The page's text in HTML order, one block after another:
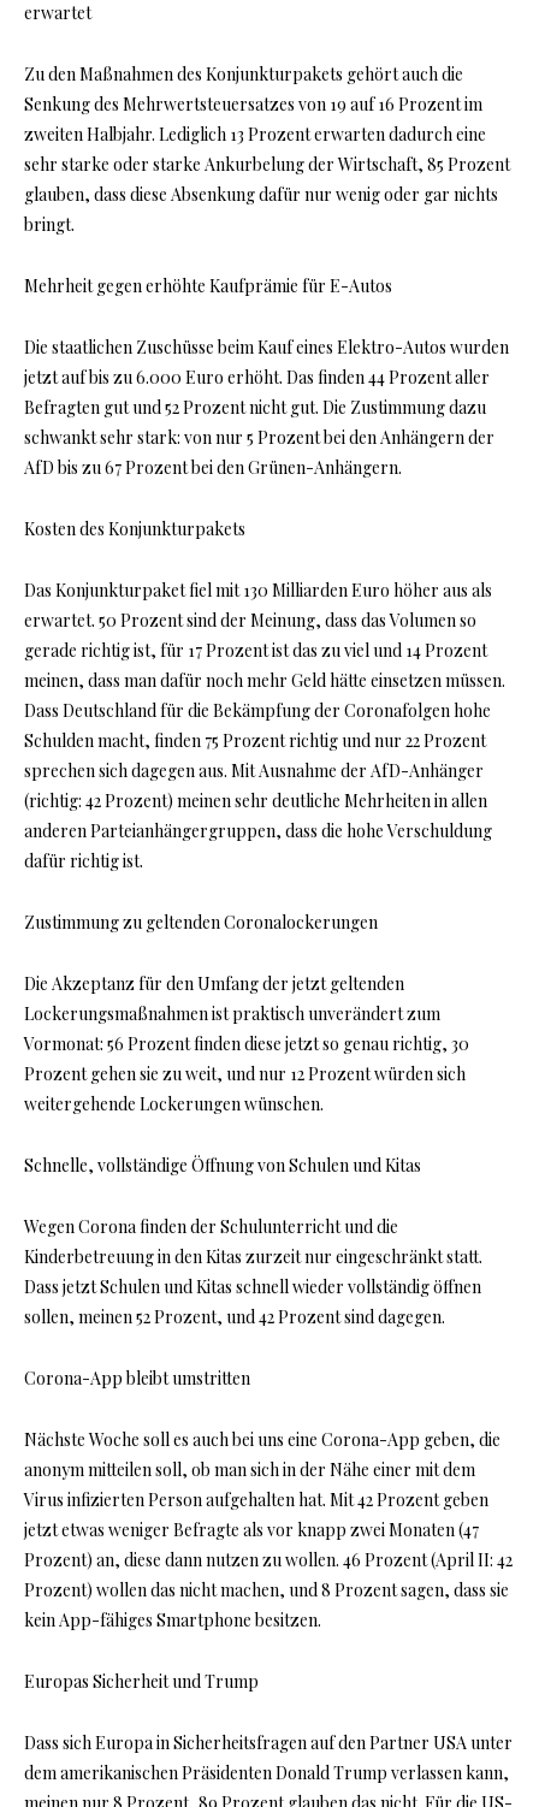
erwartet
Zu den Maßnahmen des Konjunkturpakets gehört auch die
Senkung des Mehrwertsteuersatzes von 19 auf 16 Prozent im
zweiten Halbjahr. Lediglich 13 Prozent erwarten dadurch eine
sehr starke oder starke Ankurbelung der Wirtschaft, 85 Prozent
glauben, dass diese Absenkung dafür nur wenig oder gar nichts
bringt.
Mehrheit gegen erhöhte Kaufprämie für E-Autos
Die staatlichen Zuschüsse beim Kauf eines Elektro-Autos wurden
jetzt auf bis zu 6.000 Euro erhöht. Das finden 44 Prozent aller
Befragten gut und 52 Prozent nicht gut. Die Zustimmung dazu
schwankt sehr stark: von nur 5 Prozent bei den Anhängern der
AfD bis zu 67 Prozent bei den Grünen-Anhängern.
Kosten des Konjunkturpakets
Das Konjunkturpaket fiel mit 130 Milliarden Euro höher aus als
erwartet. 50 Prozent sind der Meinung, dass das Volumen so
gerade richtig ist, für 17 Prozent ist das zu viel und 14 Prozent
meinen, dass man dafür noch mehr Geld hätte einsetzen müssen.
Dass Deutschland für die Bekämpfung der Coronafolgen hohe
Schulden macht, finden 75 Prozent richtig und nur 22 Prozent
sprechen sich dagegen aus. Mit Ausnahme der AfD-Anhänger
(richtig: 42 Prozent) meinen sehr deutliche Mehrheiten in allen
anderen Parteianhängergruppen, dass die hohe Verschuldung
dafür richtig ist.
Zustimmung zu geltenden Coronalockerungen
Die Akzeptanz für den Umfang der jetzt geltenden
Lockerungsmaßnahmen ist praktisch unverändert zum
Vormonat: 56 Prozent finden diese jetzt so genau richtig, 30
Prozent gehen sie zu weit, und nur 12 Prozent würden sich
weitergehende Lockerungen wünschen.
Schnelle, vollständige Öffnung von Schulen und Kitas
Wegen Corona finden der Schulunterricht und die
Kinderbetreuung in den Kitas zurzeit nur eingeschränkt statt.
Dass jetzt Schulen und Kitas schnell wieder vollständig öffnen
sollen, meinen 52 Prozent, und 42 Prozent sind dagegen.
Corona-App bleibt umstritten
Nächste Woche soll es auch bei uns eine Corona-App geben, die
anonym mitteilen soll, ob man sich in der Nähe einer mit dem
Virus infizierten Person aufgehalten hat. Mit 42 Prozent geben
jetzt etwas weniger Befragte als vor knapp zwei Monaten (47
Prozent) an, diese dann nutzen zu wollen. 46 Prozent (April II: 42
Prozent) wollen das nicht machen, und 8 Prozent sagen, dass sie
kein App-fähiges Smartphone besitzen.
Europas Sicherheit und Trump
Dass sich Europa in Sicherheitsfragen auf den Partner USA unter
dem amerikanischen Präsidenten Donald Trump verlassen kann,